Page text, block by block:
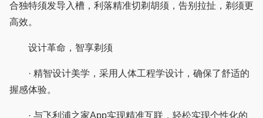
合独特须发导入槽，利落精准切剃胡须，告别拉扯，剃须更
高效。
设计革命，智享剃须
· 精智设计美学，采用人体工程学设计，确保了舒适的
握感体验。
· 与飞利浦之家App实现精准互联，轻松实现个性化的